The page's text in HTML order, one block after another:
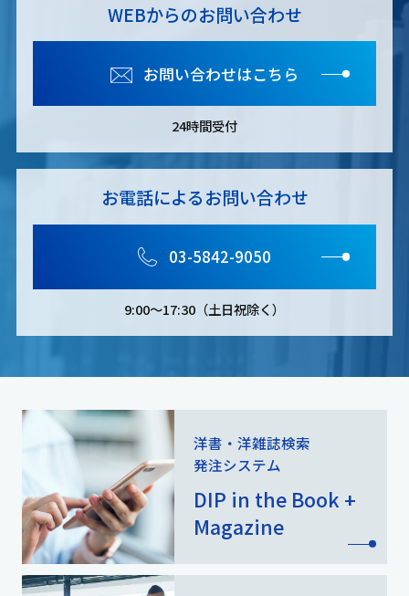
WEBからのお問い合わせ
お問い合わせはこちら
24時間受付
お電話によるお問い合わせ
03-5842-9050
9:00～17:30（土日祝除く）
洋書・洋雑誌検索
発注システム
DIP in the Book +
Magazine